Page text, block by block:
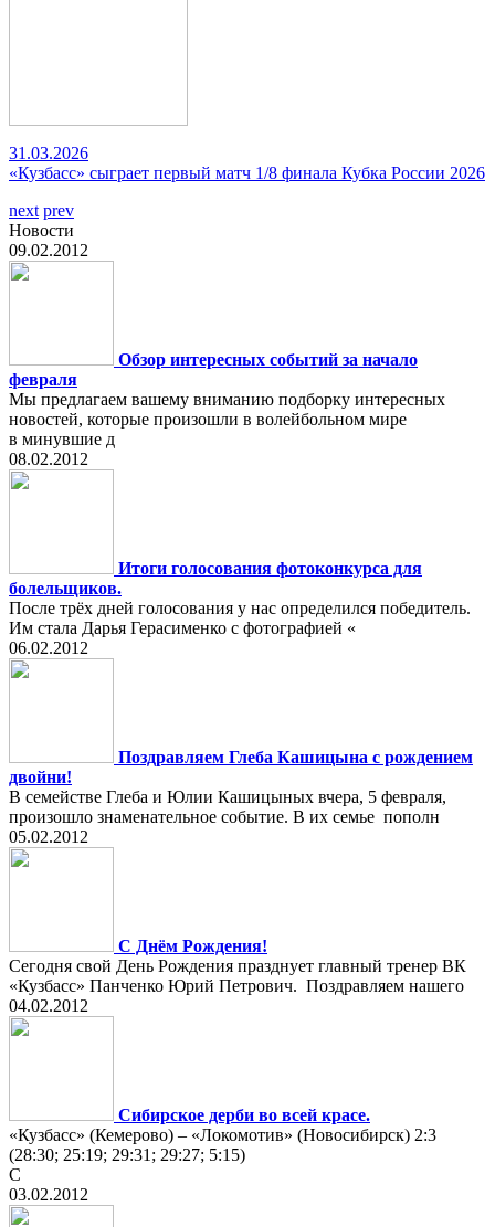
31.03.2026
«Кузбасс» сыграет первый матч 1/8 финала Кубка России 2026
next prev
Новости
09.02.2012
Обзор интересных событий за начало
февраля
Мы предлагаем вашему вниманию подборку интересных
новостей, которые произошли в волейбольном мире
в минувшие д
08.02.2012
Итоги голосования фотоконкурса для
болельщиков.
После трёх дней голосования у нас определился победитель.
Им стала Дарья Герасименко с фотографией «
06.02.2012
Поздравляем Глеба Кашицына с рождением
двойни!
В семействе Глеба и Юлии Кашицыных вчера, 5 февраля,
произошло знаменательное событие. В их семье пополн
05.02.2012
С Днём Рождения!
Сегодня свой День Рождения празднует главный тренер ВК
«Кузбасс» Панченко Юрий Петрович. Поздравляем нашего
04.02.2012
Сибирское дерби во всей красе.
«Кузбасс» (Кемерово) – «Локомотив» (Новосибирск) 2:3
(28:30; 25:19; 29:31; 29:27; 5:15)
С
03.02.2012